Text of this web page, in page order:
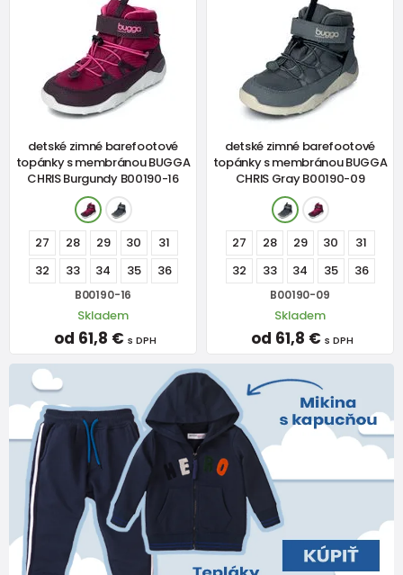
detské zimné barefootové
topánky s membránou BUGGA
CHRIS Burgundy B00190-16
27 28 29 30
31
32
33 34 35 36
B00190-16
Skladem
od 61,8 € s DPH
detské zimné barefootové
topánky s membránou BUGGA
CHRIS Gray B00190-09
27 28 29 30
31
32
33 34 35 36
B00190-09
Skladem
od 61,8 € s DPH